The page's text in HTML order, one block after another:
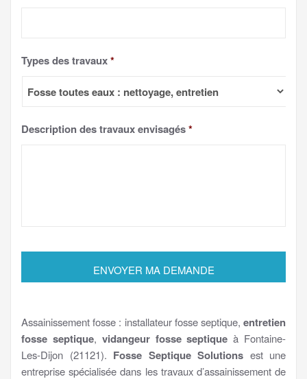
Types des travaux*
Description des travaux envisagés*
Assainissement fosse : installateur fosse septique, entretien
fosse septique, vidangeur fosse septique à Fontaine-
Les-Dijon (21121). Fosse Septique Solutions est une
entreprise spécialisée dans les travaux d’assainissement de